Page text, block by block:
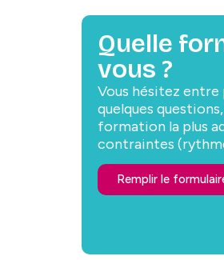
Quelle
vous ?
Vous hésitez entre
quelques
formation la plus
contraintes
Remplir le